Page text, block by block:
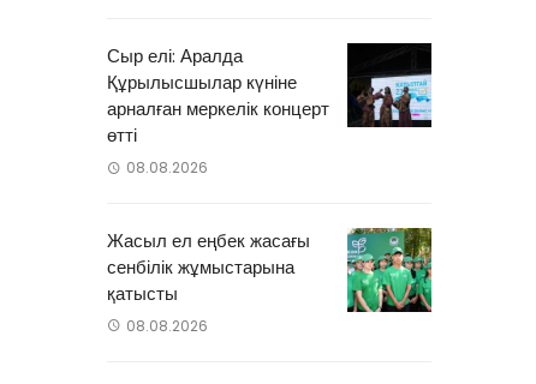
Сыр елі: Аралда
Құрылысшылар күніне
арналған меркелік концерт
өтті
08.08.2026
Жасыл ел еңбек жасағы
сенбілік жұмыстарына
қатысты
08.08.2026